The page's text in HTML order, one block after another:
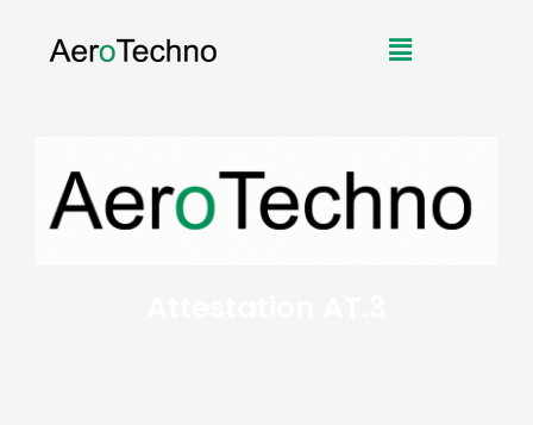
Menu